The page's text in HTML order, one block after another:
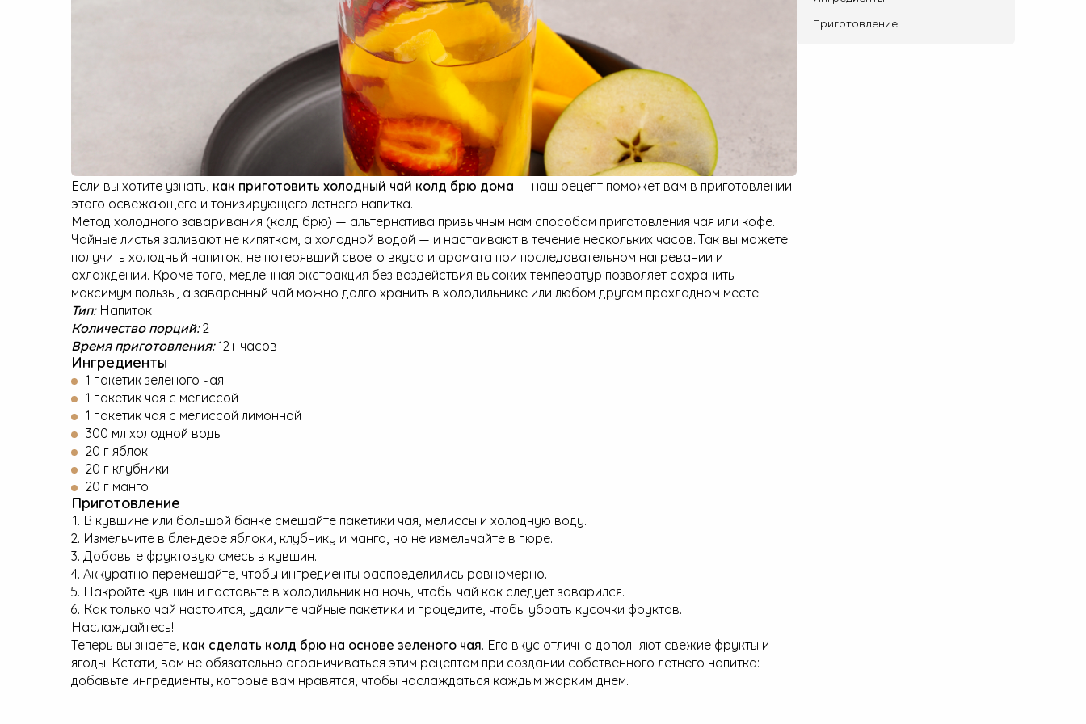
Если вы хотите узнать, как приготовить холодный чай колд брю дома — наш рецепт поможет вам в приготовлении
этого освежающего и тонизирующего летнего напитка.
Метод холодного заваривания (колд брю) — альтернатива привычным нам способам приготовления чая или кофе.
Чайные листья заливают не кипятком, а холодной водой — и настаивают в течение нескольких часов. Так вы можете
получить холодный напиток, не потерявший своего вкуса и аромата при последовательном нагревании и
охлаждении. Кроме того, медленная экстракция без воздействия высоких температур позволяет сохранить
максимум пользы, а заваренный чай можно долго хранить в холодильнике или любом другом прохладном месте.
Тип:Напиток
Количество порций:2
Время приготовления:12+ часов
Ингредиенты
1 пакетик зеленого чая
1 пакетик чая с мелиссой
1 пакетик чая с мелиссой лимонной
300 мл холодной воды
20 г яблок
20 г клубники
20 г манго
Приготовление
В кувшине или большой банке смешайте пакетики чая, мелиссы и холодную воду.
Измельчите в блендере яблоки, клубнику и манго, но не измельчайте в пюре.
Добавьте фруктовую смесь в кувшин.
Аккуратно перемешайте, чтобы ингредиенты распределились равномерно.
Накройте кувшин и поставьте в холодильник на ночь, чтобы чай как следует заварился.
Как только чай настоится, удалите чайные пакетики и процедите, чтобы убрать кусочки фруктов.
Наслаждайтесь!
Теперь вы знаете, как сделать колд брю на основе зеленого чая. Его вкус отлично дополняют свежие фрукты и
ягоды. Кстати, вам не обязательно ограничиваться этим рецептом при создании собственного летнего напитка:
добавьте ингредиенты, которые вам нравятся, чтобы наслаждаться каждым жарким днем.
Приготовление